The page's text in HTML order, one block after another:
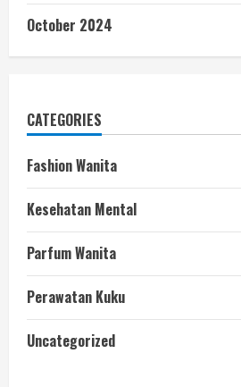
October 2024
CATEGORIES
Fashion Wanita
Kesehatan Mental
Parfum Wanita
Perawatan Kuku
Uncategorized